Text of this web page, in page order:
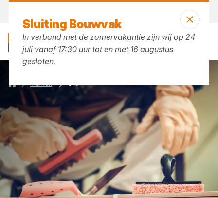
Merken Orit
Sluiting Bouwvak
In verband met de zomervakantie zijn wij op 24
juli vanaf 17:30 uur tot en met 16 augustus
gesloten.